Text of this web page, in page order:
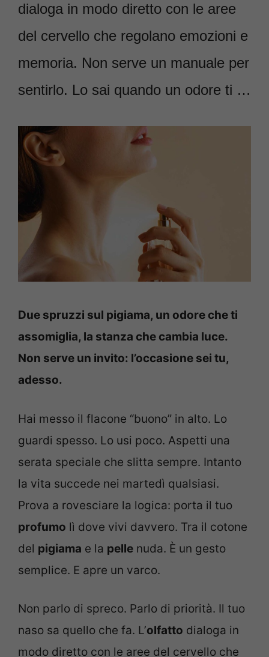
dialoga in modo diretto con le aree
del cervello che regolano emozioni e
memoria. Non serve un manuale per
sentirlo. Lo sai quando un odore ti …
Due spruzzi sul pigiama, un odore che ti
assomiglia, la stanza che cambia luce.
Non serve un invito: l’occasione sei tu,
adesso.
Hai messo il flacone “buono” in alto. Lo
guardi spesso. Lo usi poco. Aspetti una
serata speciale che slitta sempre. Intanto
la vita succede nei martedì qualsiasi.
Prova a rovesciare la logica: porta il tuo
profumo lì dove vivi davvero. Tra il cotone
del pigiama e la pelle nuda. È un gesto
semplice. E apre un varco.
Non parlo di spreco. Parlo di priorità. Il tuo
naso sa quello che fa. L’olfatto dialoga in
modo diretto con le aree del cervello che